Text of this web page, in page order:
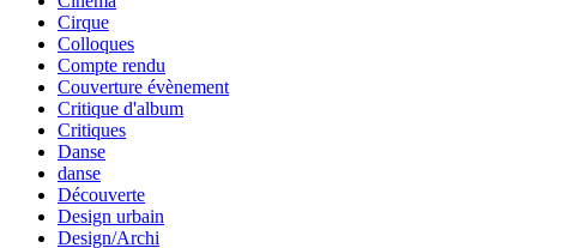
Cirque
Colloques
Compte rendu
Couverture évènement
Critique d'album
Critiques
Danse
danse
Découverte
Design urbain
Design/Archi